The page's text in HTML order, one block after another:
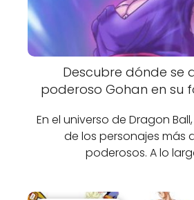
Descubre dónde se
poderoso Gohan en su
En el universo de Dragon
de los personajes más
poderosos. A lo